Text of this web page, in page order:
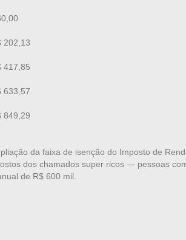
202,13
417,85
633,57
849,29
da faixa de isenção do Imposto de
dos chamados super ricos — pessoas
de R$ 600 mil.